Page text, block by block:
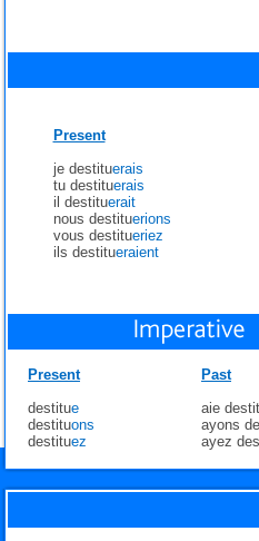
Present
je destituerais
tu destituerais
il destituerait
nous destituerions
vous destitueriez
ils destitueraient
Present
destitue
destituons
destituez
Past
aie
ayons
ayez